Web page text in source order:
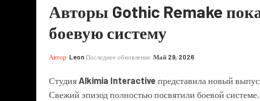
Авторы Gothic Remake
боевую систему
Автор LeonПоследнее обновление Май 29, 2026
Студия Alkimia Interactive представила новый
Свежий эпизод полностью посвятили боевой